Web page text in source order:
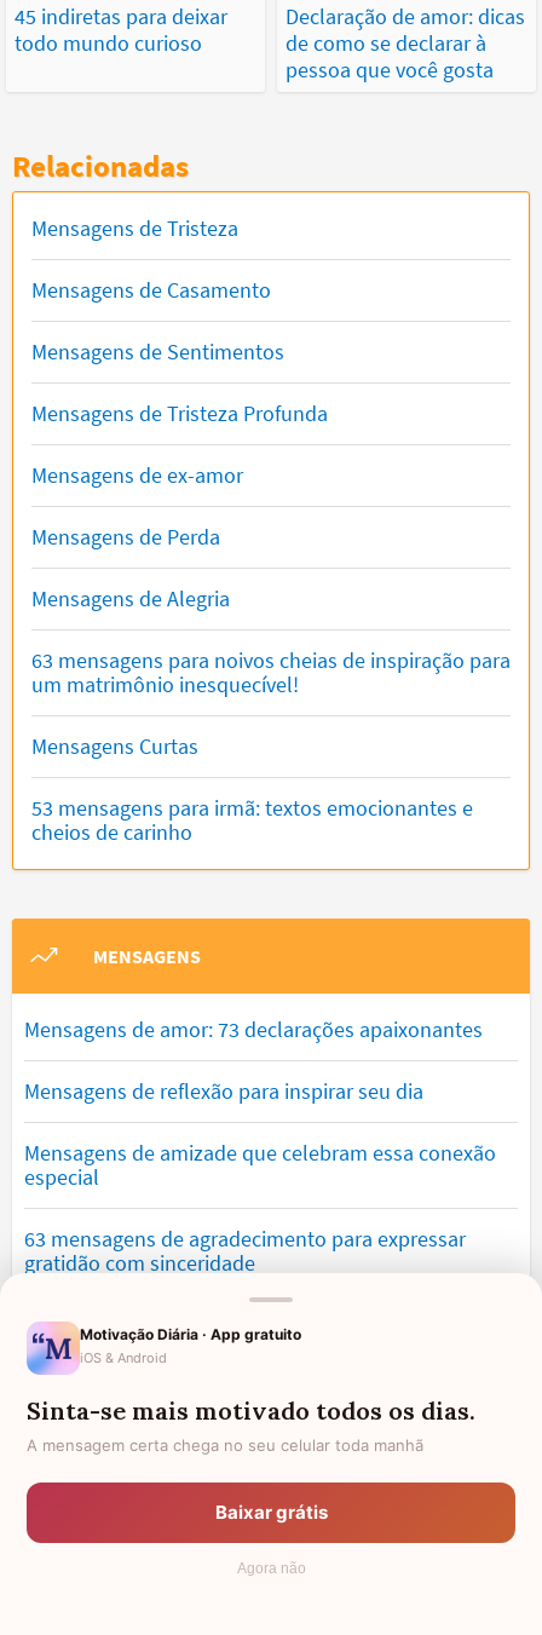
45 indiretas para deixar
todo mundo curioso
Declaração de amor: dicas
de como se declarar à
pessoa que você gosta
Relacionadas
Mensagens de Tristeza
Mensagens de Casamento
Mensagens de Sentimentos
Mensagens de Tristeza Profunda
Mensagens de ex-amor
Mensagens de Perda
Mensagens de Alegria
63 mensagens para noivos cheias de inspiração para
um matrimônio inesquecível!
Mensagens Curtas
53 mensagens para irmã: textos emocionantes e
cheios de carinho
MENSAGENS
Mensagens de amor: 73 declarações apaixonantes
Mensagens de reflexão para inspirar seu dia
Mensagens de amizade que celebram essa conexão
especial
63 mensagens de agradecimento para expressar
gratidão com sinceridade
Mensagens de saudade que tocam o coração e
expressam falta
Mensagens de otimismo que vão encher você de
confiança
Mensagens para namorado: declare o seu amor com
Motivação Diária · App gratuito
iOS & Android
Sinta-se mais motivado todos os dias.
A mensagem certa chega no seu celular toda manhã
Baixar grátis
Agora não